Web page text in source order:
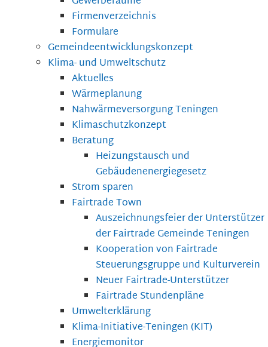
Firmenverzeichnis
Formulare
Gemeindeentwicklungskonzept
Klima- und Umweltschutz
Aktuelles
Wärmeplanung
Nahwärmeversorgung Teningen
Klimaschutzkonzept
Beratung
Heizungstausch und
Gebäudenenergiegesetz
Strom sparen
Fairtrade Town
Auszeichnungsfeier der Unterstützer
der Fairtrade Gemeinde Teningen
Kooperation von Fairtrade
Steuerungsgruppe und Kulturverein
Neuer Fairtrade-Unterstützer
Fairtrade Stundenpläne
Umwelterklärung
Klima-Initiative-Teningen (KIT)
Energiemonitor